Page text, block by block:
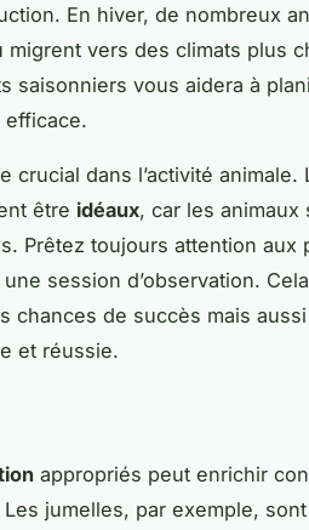
En hiver, de nombreux
vers des climats plus
saisonniers vous aidera à
efficace.
crucial dans l’activité animale.
être idéaux, car les
Prêtez toujours attention aux
session d’observation.
chances de succès mais
et réussie.
appropriés peut enrichir
jumelles, par exemple,